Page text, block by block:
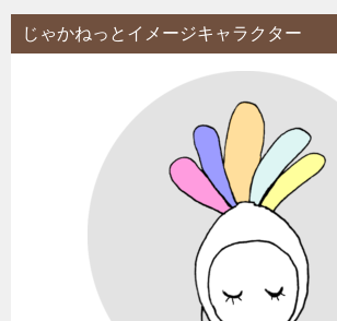
じゃかねっとイメージキャラクター